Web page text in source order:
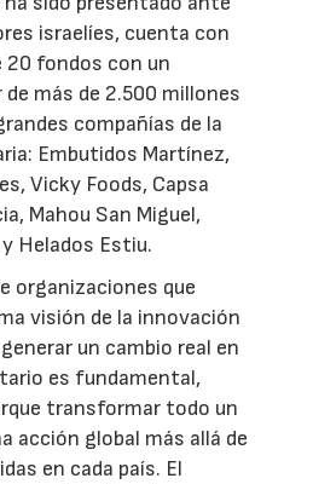
israelíes, cuenta con
20 fondos con un
más de 2.500 millones
compañías de la
Embutidos Martínez,
Vicky Foods, Capsa
Mahou San Miguel,
Helados Estiu.
organizaciones que
visión de la innovación
un cambio real en
es fundamental,
transformar todo un
acción global más allá de
en cada país. El